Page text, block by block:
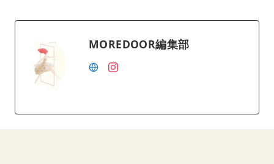
MOREDOOR編集部